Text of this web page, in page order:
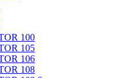
100
105
106
108